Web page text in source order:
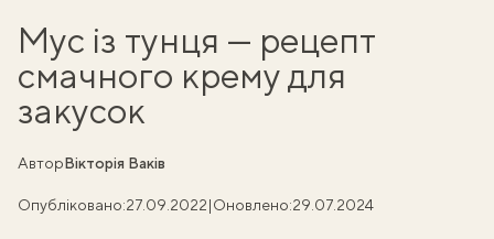
Мус із тунця — рецепт
смачного крему для
закусок
АвторВікторія Ваків
Опубліковано:27.09.2022|Оновлено:29.07.2024